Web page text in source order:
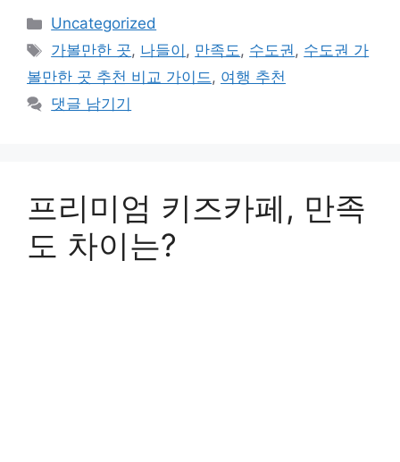
카
테
리
Uncategorized
태
그
가볼만한 곳, 나들이 , 만족도, 수도권, 수도권 가
볼만한 곳 추천 비교 가이드, 여행 추천
댓글 남기기
프리미엄 키즈카페, 만족
도 차이는?